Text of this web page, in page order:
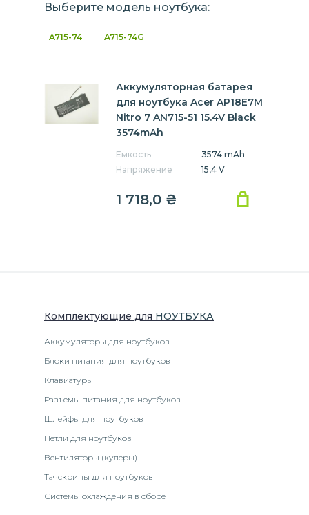
Выберите модель ноутбука:
A715-74 A715-74G
Аккумуляторная батарея
для ноутбука Acer AP18E7M
Nitro 7 AN715-51 15.4V Black
3574mAh
Емкость
3574 mAh
Напряжение
15,4 V
1 718,0 ₴
Комплектующие для НОУТБУКА
Аккумуляторы для ноутбуков
Блоки питания для ноутбуков
Клавиатуры
Разъемы питания для ноутбуков
Шлейфы для ноутбуков
Петли для ноутбуков
Вентиляторы (кулеры)
Тачскрины для ноутбуков
Системы охлаждения в сборе